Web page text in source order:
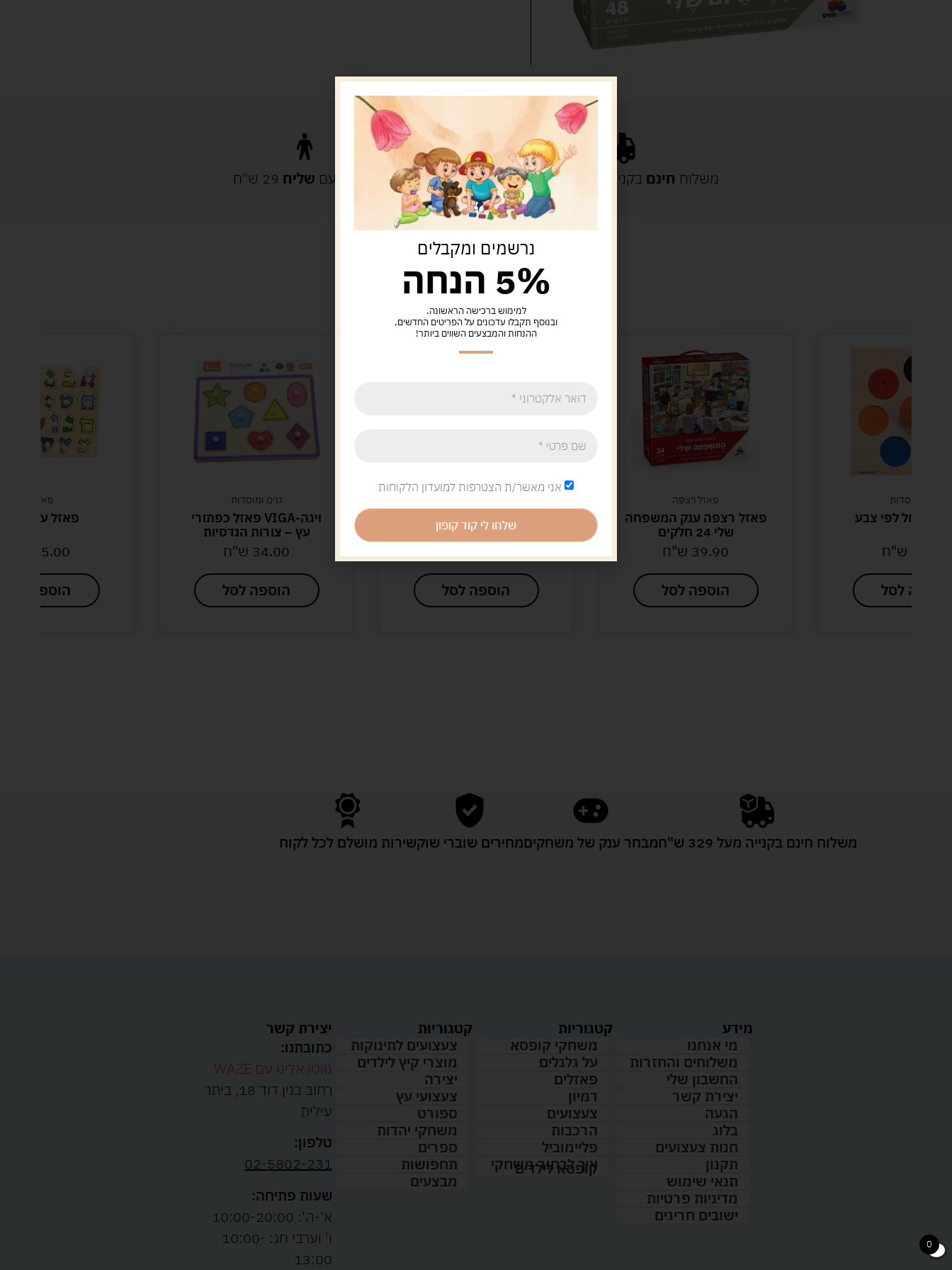
משלוח חינם בקנייה מעל 329 ש"ח משלוח עם שליח 29 ש"ח
מוצרים קשורים
לפי צבע
פאזל רצפה
פאזל רצפה ענק המשפחה
39.90ש"ח
הוספה לסל
פאזל מעשים טובים-צער
בעלי חיים 50 חל
הוספה לסל
גנים ומוסדות
ויגה-VIGA פאזל כפתורי
עץ – צורות הנדסיות
34.00ש"ח
הוספה לסל
פאזל עץ אותיות
15.00ש"ח
הוספה לסל
משלוח חינם בקנייה מעל 329 ש"ח מבחר ענק של משחקיםמחירים שוברי שוקשירות מושלם לכל לקוח
מידע
מי אנחנו
משלוחים והחזרות
החשבון שלי
יצירת קשר
הגעה
בלוג
חנות צעצועים
תקנון
תנאי שימוש
מדיניות פרטיות
ישובים חריגים
קטגוריות
משחקי קופסא
על גלגלים
פאזלים
דמיון
צעצועים
הרכבות
פליימוביל
איך לבחור משחקי
קופסא לילדים
קטגוריות
צעצועים לתינוקות
מוצרי קיץ לילדים
יצירה
צעצועי עץ
ספורט
משחקי יהדות
ספרים
תחפושות
מבצעים
יצירת קשר
כתובתנו:
נווטו אלינו עם WAZE
רחוב בנין דוד 18, ביתר
עילית
טלפון:
02-5802-231
שעות פתיחה:
א'-ה': 10:00-20:00
ו' וערבי חג: 10:00-
13:00
0
נרשמים ומקבלים
5% הנחה
למימוש ברכישה הראשונה.
ובנוסף תקבלו עדכונים על הפריטים החדשים,
ההנחות והמבצעים השווים ביותר!
אני מאשר/ת הצטרפות למועדון הלקוחות
שלחו לי קוד קופון